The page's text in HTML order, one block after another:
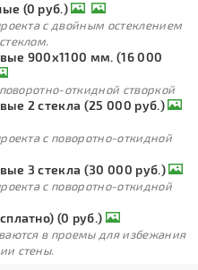
(0 руб.)
с двойным остеклением
900х1100 мм. (16 000
откидной створкой
2 стекла (25 000 руб.)
с поворотно-откидной
3 стекла (30 000 руб.)
с поворотно-откидной
(0 руб.)
в проемы для избежания
стены.